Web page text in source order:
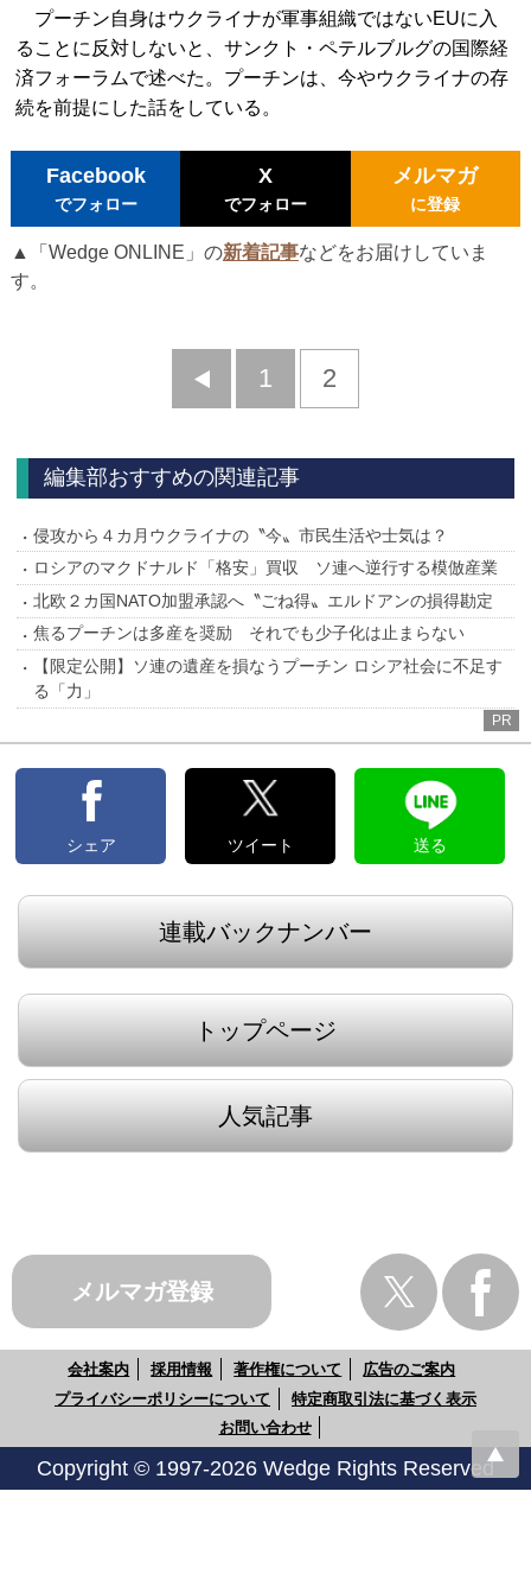
プーチン自身はウクライナが軍事組織ではないEUに入
ることに反対しないと、サンクト・ペテルブルグの国際経
済フォーラムで述べた。プーチンは、今やウクライナの存
続を前提にした話をしている。
Facebook
でフォロー
X
でフォロー
メルマガ
に登録
▲「Wedge ONLINE」の新着記事などをお届けしていま
す。
前
1 2
編集部おすすめの関連記事
侵攻から４カ月ウクライナの〝今〟市民生活や士気は？
ロシアのマクドナルド「格安」買収 ソ連へ逆行する模倣産業
北欧２カ国NATO加盟承認へ〝ごね得〟エルドアンの損得勘定
焦るプーチンは多産を奨励 それでも少子化は止まらない
【限定公開】ソ連の遺産を損なうプーチン ロシア社会に不足す
る「力」
PR
シェア ツイート 送る
連載バックナンバー
トップページ
人気記事
メルマガ登録
会社案内 採用情報 著作権について
広告のご案内
プライバシーポリシーについて
特定商取引法に基づく表示
お問い合わせ
Copyright © 1997-2026 Wedge Rights Reserved